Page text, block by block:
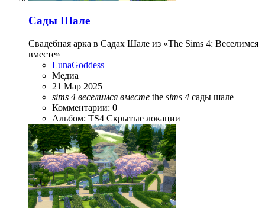
Сады Шале
Свадебная арка в Садах Шале из «The Sims 4: Веселимся
вместе»
LunaGoddess
Медиа
21 Мар 2025
sims 4 веселимся вместе the sims 4 сады шале
Комментарии: 0
Альбом: TS4 Скрытые локации